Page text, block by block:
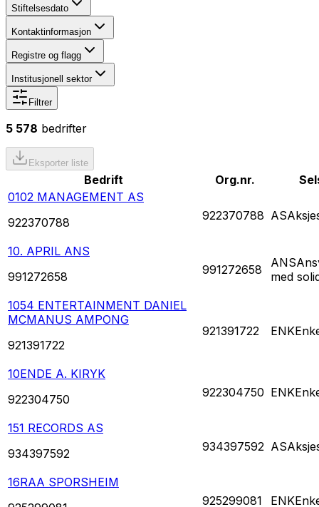
Stiftelsesdato
Kontaktinformasjon
Registre og flagg
Institusjonell sektor
Filtrer
5 578 bedrifter
Eksporter liste
Bedrift Org.nr.
0102 MANAGEMENT AS
922370788
922370788 AS
10. APRIL ANS
991272658
991272658 ANS
med
1054 ENTERTAINMENT DANIEL
MCMANUS AMPONG
921391722
921391722 ENK
10ENDE A. KIRYK
922304750
922304750 ENK
151 RECORDS AS
934397592
934397592 AS
16RAA SPORSHEIM
925299081 ENK